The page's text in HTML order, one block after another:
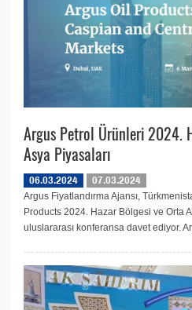
Argus Petrol Ürünleri 2024.
Asya Piyasaları
06.03.2024
07.03.2024
Argus Fiyatlandırma Ajansı,
Products 2024. Hazar Bölgesi ve Orta
uluslararası konferansa davet ediyor.